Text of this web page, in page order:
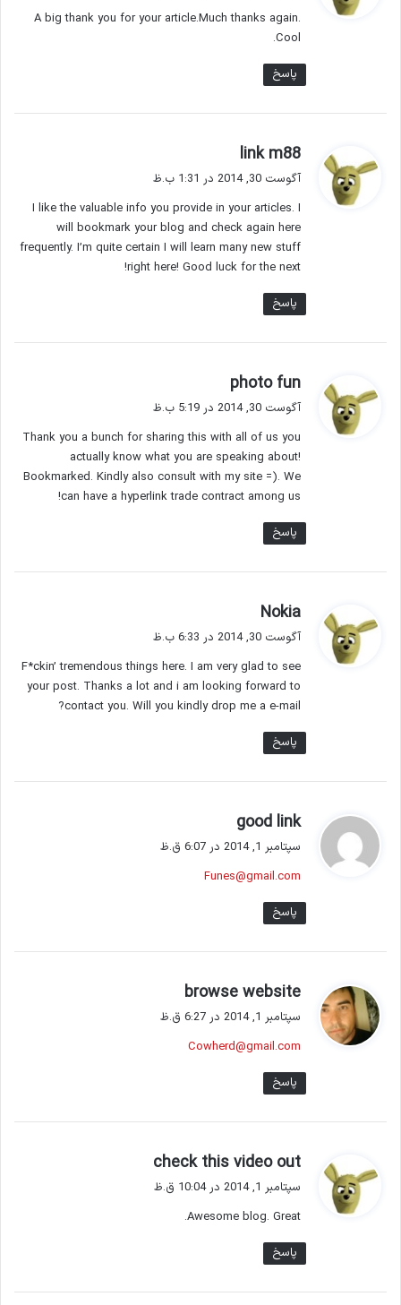
:
A big thank you for your article.Much thanks again.
Cool.
پاسخ
link m88
ف
:
آگوست 30, 2014 در 1:31 ب.ظ
I like the valuable info you provide in your articles. I
will bookmark your blog and check again here
frequently. I’m quite certain I will learn many new stuff
right here! Good luck for the next!
پاسخ
photo fun
ف
:
آگوست 30, 2014 در 5:19 ب.ظ
Thank you a bunch for sharing this with all of us you
actually know what you are speaking about!
Bookmarked. Kindly also consult with my site =). We
can have a hyperlink trade contract among us!
پاسخ
Nokia
ف
:
آگوست 30, 2014 در 6:33 ب.ظ
F*ckin’ tremendous things here. I am very glad to see
your post. Thanks a lot and i am looking forward to
contact you. Will you kindly drop me a e-mail?
پاسخ
good link
ف
:
سپتامبر 1, 2014 در 6:07 ق.ظ
Funes@gmail.com
پاسخ
browse website
سپتامبر 1, 2014 در 6:27 ق.ظ
Cowherd@gmail.com
پاسخ
check this video out
سپتامبر 1, 2014 در 10:04 ق.ظ
Awesome blog. Great.
پاسخ